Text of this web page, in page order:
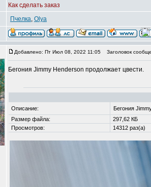
Как сделать заказ
Пчелка, Olya
Добавлено: Пт Июл 08, 2022 11:05 Заголовок
Бегония Jimmy Henderson продолжает цвести.
Описание:
Бегония
Размер файла:
297,62 КБ
Просмотров:
14312 раз(а)